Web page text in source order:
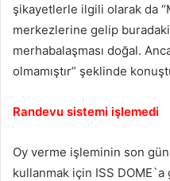
şikayetlerle ilgili olarak da
merkezlerine gelip
merhabalaşması doğal.
olmamıştır” şeklinde
Randevu sistemi işlemedi
Oy verme işleminin son
kullanmak için ISS